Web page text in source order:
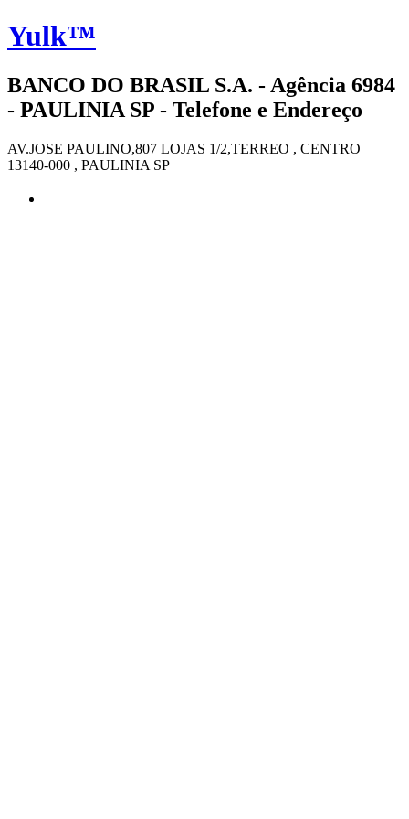
Yulk™
BANCO DO BRASIL S.A. - Agência 6984
- PAULINIA SP - Telefone e Endereço
AV.JOSE PAULINO,807 LOJAS 1/2,TERREO , CENTRO
13140-000 , PAULINIA SP